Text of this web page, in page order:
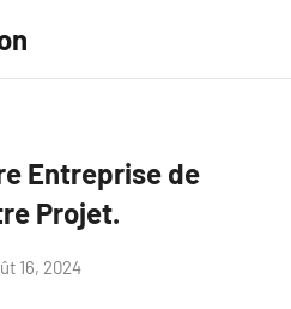
Entreprise de
Projet.
16, 2024